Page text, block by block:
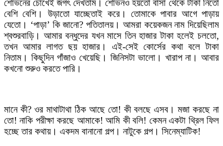
শোভনের চোখেই জগৎ দেখতাম। শোভনও হয়তো বাসা থেকে টাকা নিতো
বেশি বেশি। উড়াতো যাচ্ছেতাই করে। তোমাকে পাবার আগে পাড়ায়
যেতো। ‘পাড়া’ কি জানো? পতিতালয়। আমরা কয়েকজন নাম দিয়েছিলাম
শ্বশুরবাড়ি। আমার বন্ধুদের যখন মাসে তিন হাজার টাকা হলেই চলতো,
তখন আমার লাগত ছয় হাজার। এই-সেই কোর্সের কথা বলে টাকা
নিতাম। কিছুদিন গাঁজাও খেয়েছি। জিনিসটা ভালো। খারাপ না। আবার
কখনো শুরুও করতে পারি।
মানে কী? ওর মাথাটাথা ঠিক আছে তো! কী বলছে এসব। মজা করছে না
তো! নাকি পরীক্ষা করছে আমাকে! আমি কী বলি! কেমন একটা থ্রিল ফিল
হচ্ছে তার কথায়। একদম বানানো গল্প। নাটুকে গল্প। সিনেম্যাটিক!